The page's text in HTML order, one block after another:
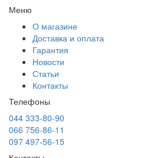
Меню
О магазине
Доставка и оплата
Гарантия
Новости
Статьи
Контакты
Телефоны
044 333-80-90
066 756-86-11
097 497-56-15